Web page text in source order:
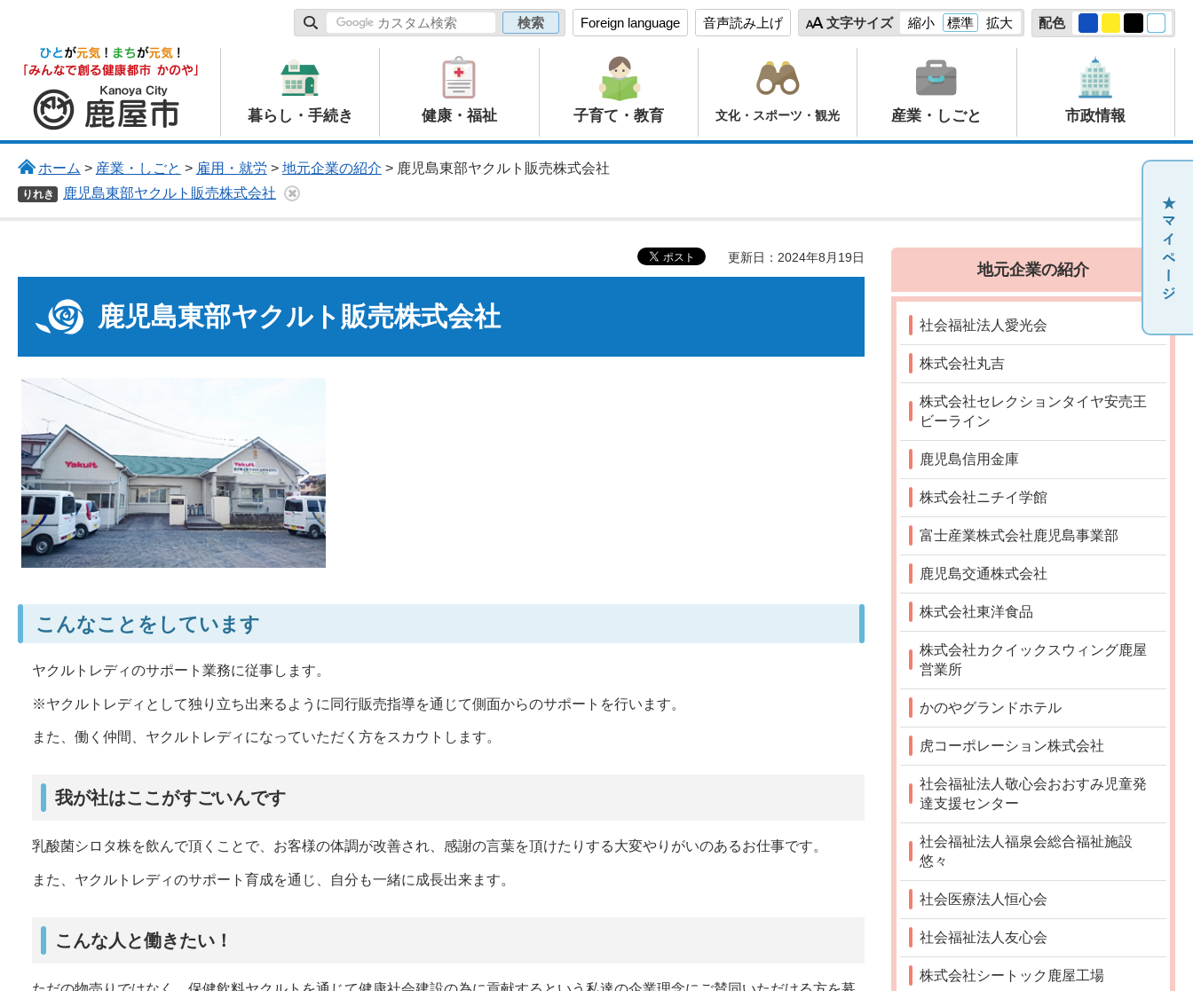
Foreign language 音声読み上げ 文字サイズ 縮小 標準 拡大 配色
鹿屋市
暮らし・手続き 健康・福祉 子育て・教育 文化・スポーツ・観光 産業・しごと 市政情報
ホーム > 産業・しごと > 雇用・就労 > 地元企業の紹介 > 鹿児島東部ヤクルト販売株式会社
りれき 鹿児島東部ヤクルト販売株式会社
更新日：2024年8月19日
鹿児島東部ヤクルト販売株式会社
こんなことをしています
ヤクルトレディのサポート業務に従事します。
※ヤクルトレディとして独り立ち出来るように同行販売指導を通じて側面からのサポートを行います。
また、働く仲間、ヤクルトレディになっていただく方をスカウトします。
我が社はここがすごいんです
乳酸菌シロタ株を飲んで頂くことで、お客様の体調が改善され、感謝の言葉を頂けたりする大変やりがいのあるお仕事です。
また、ヤクルトレディのサポート育成を通じ、自分も一緒に成長出来ます。
こんな人と働きたい！
地元企業の紹介
社会福祉法人愛光会
株式会社丸吉
株式会社セレクションタイヤ安売王
ビーライン
鹿児島信用金庫
株式会社ニチイ学館
富士産業株式会社鹿児島事業部
鹿児島交通株式会社
株式会社東洋食品
株式会社カクイックスウィング鹿屋
営業所
かのやグランドホテル
虎コーポレーション株式会社
社会福祉法人敬心会おおすみ児童発
達支援センター
社会福祉法人福泉会総合福祉施設
悠々
社会医療法人恒心会
社会福祉法人友心会
株式会社シートック鹿屋工場